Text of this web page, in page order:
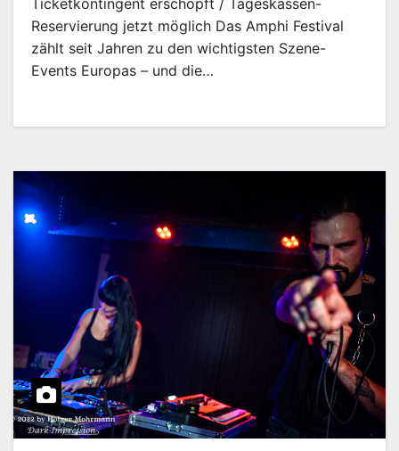
Ticketkontingent erschöpft / Tageskassen-
Reservierung jetzt möglich Das Amphi Festival
zählt seit Jahren zu den wichtigsten Szene-
Events Europas – und die…